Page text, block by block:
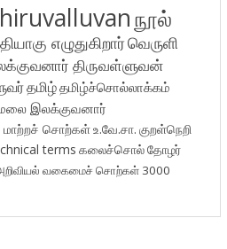
நூல்
எழுதுகிறார்வெருளி
திருவள்ளுவன்
தமிழ்தமிழ்ச்சொல்லாக்கம்
இலக்குவனார்
மாற்றச் சொற்கள்உ.வே.சா. குறள்நெறி
terms கலைச்சொல்தோழர்
வகைமைச் சொற்கள் 3000